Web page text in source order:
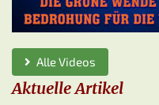
Alle Videos
Aktuelle Artikel